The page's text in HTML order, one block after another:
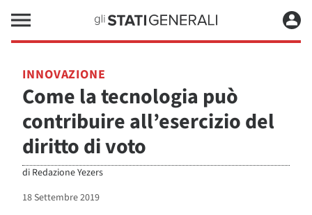
INNOVAZIONE
Come la tecnologia può
contribuire all’esercizio del
diritto di voto
di Redazione Yezers
18 Settembre 2019